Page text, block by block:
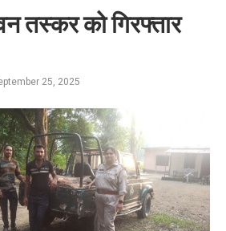
तस्कर को गिरफ्तार
25, 2025